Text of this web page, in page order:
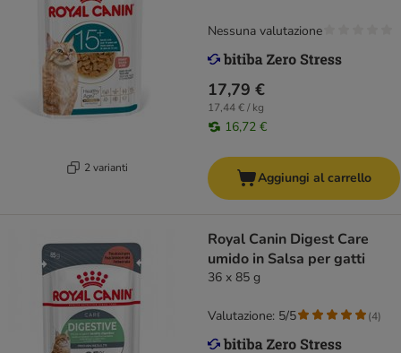
2 varianti
17,79 €
17,44 € / kg
16,72 €
Nessuna valutazione
Aggiungi al carrello
Royal Canin Digest Care
umido in Salsa per gatti
36 x 85 g
Valutazione: 5/5 (4)